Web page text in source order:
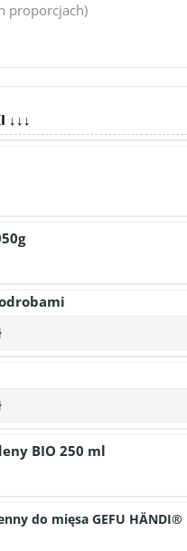
proporcjach)
↓↓↓
BIO 250 ml
do mięsa GEFU HÄNDI®